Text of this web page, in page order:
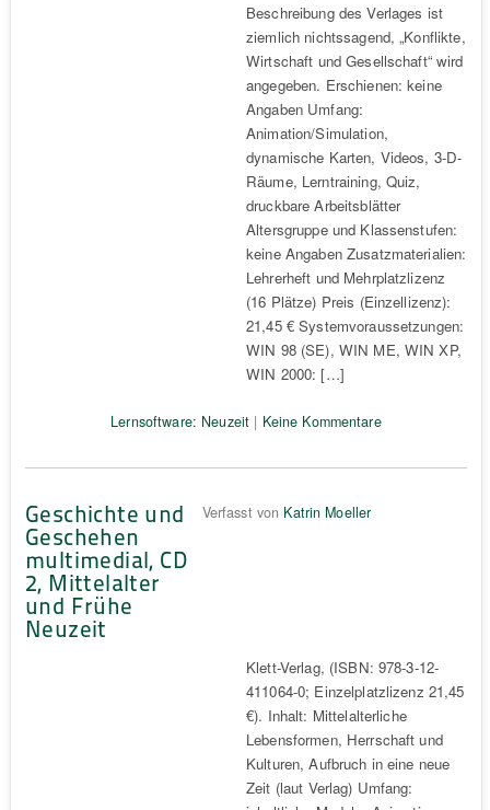
Beschreibung des Verlages ist
ziemlich nichtssagend, „Konflikte,
Wirtschaft und Gesellschaft“ wird
angegeben. Erschienen: keine
Angaben Umfang:
Animation/Simulation,
dynamische Karten, Videos, 3-D-
Räume, Lerntraining, Quiz,
druckbare Arbeitsblätter
Altersgruppe und Klassenstufen:
keine Angaben Zusatzmaterialien:
Lehrerheft und Mehrplatzlizenz
(16 Plätze) Preis (Einzellizenz):
21,45 € Systemvoraussetzungen:
WIN 98 (SE), WIN ME, WIN XP,
WIN 2000: […]
Lernsoftware: Neuzeit | Keine Kommentare
Geschichte und
Geschehen
multimedial, CD
2, Mittelalter
und Frühe
Neuzeit
Verfasst von Katrin Moeller
Klett-Verlag, (ISBN: 978-3-12-
411064-0; Einzelplatzlizenz 21,45
€). Inhalt: Mittelalterliche
Lebensformen, Herrschaft und
Kulturen, Aufbruch in eine neue
Zeit (laut Verlag) Umfang: